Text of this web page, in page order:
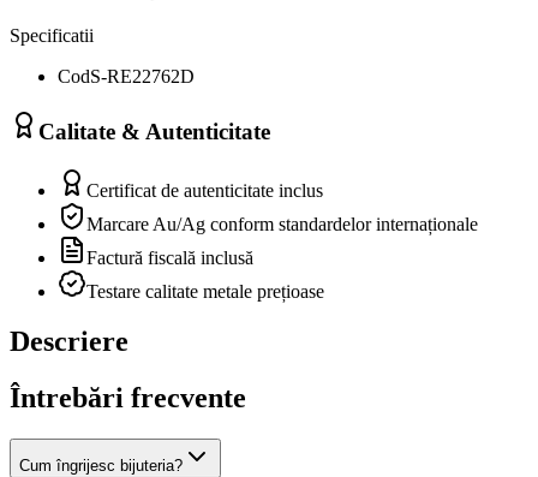
Specificatii
CodS-RE22762D
Calitate & Autenticitate
Certificat de autenticitate inclus
Marcare Au/Ag conform standardelor internaționale
Factură fiscală inclusă
Testare calitate metale prețioase
Descriere
Întrebări frecvente
Cum îngrijesc bijuteria?